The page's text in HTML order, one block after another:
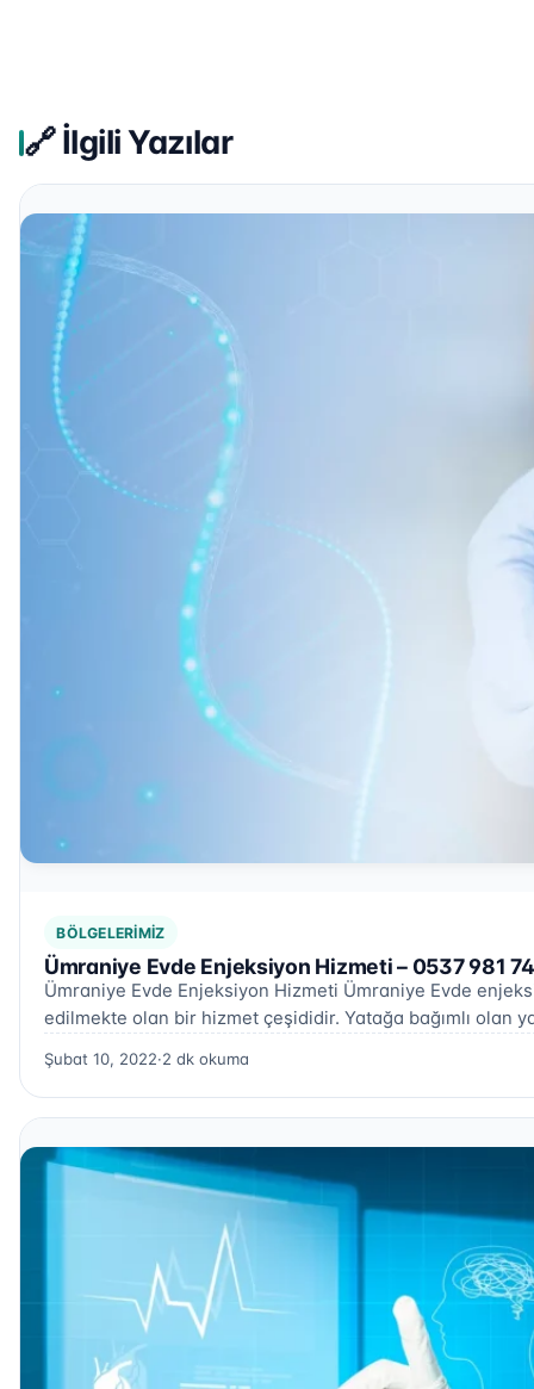
🔗 İlgili Yazılar
BÖLGELERIMIZ
Ümraniye Evde Enjeksiyon Hizmeti – 0537 981
Ümraniye Evde Enjeksiyon Hizmeti Ümraniye Evde
edilmekte olan bir hizmet çeşididir. Yatağa bağımlı olan
Şubat 10, 2022·2 dk okuma